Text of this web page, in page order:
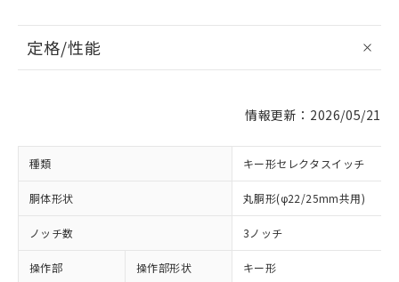
定格/性能
情報更新：2026/05/21
種類 キー形セレクタスイッチ
胴体形状 丸胴形(φ22/25mm共用)
ノッチ数 3ノッチ
操作部 操作部形状 キー形